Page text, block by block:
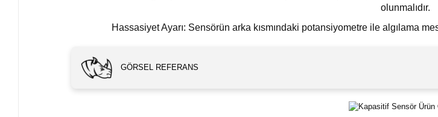
olunmalıdır.
Hassasiyet Ayarı: Sensörün arka kısmındaki potansiyometre ile algılama
GÖRSEL REFERANS